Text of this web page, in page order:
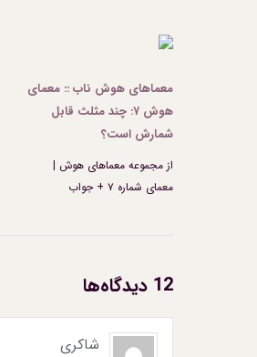
معماهای هوش ناب :: معمای
هوش ۷: چند مثلث قابل
شمارش است؟
از مجموعه معماهای هوش |
معمای شماره ۷ + جواب
12 دیدگاه‌ها
شاکری